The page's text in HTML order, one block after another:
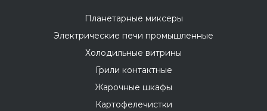
Планетарные миксеры
Электрические печи промышленные
Холодильные витрины
Грили контактные
Жарочные шкафы
Картофелечистки